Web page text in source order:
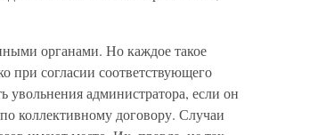
органами. Но каждое такое
при согласии соответствующего
увольнения администратора, если он
коллективному договору. Случаи